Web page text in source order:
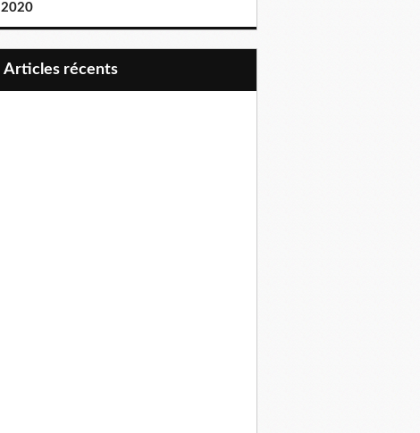
2020
articles récents